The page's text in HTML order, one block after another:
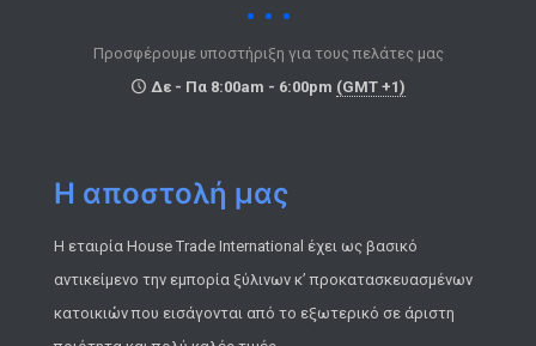
Προσφέρουμε υποστήριξη για τους πελάτες μας
Δε - Πα 8:00am - 6:00pm (GMT +1)
Η αποστολή μας
Η εταιρία House Trade International έχει ως βασικό
αντικείμενο την εμπορία ξύλινων κ’ προκατασκευασμένων
κατοικιών που εισάγονται από το εξωτερικό σε άριστη